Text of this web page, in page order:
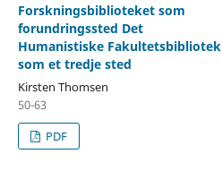
Forskningsbiblioteket som
forundringssted Det
Humanistiske Fakultetsbibliotek
som et tredje sted
Kirsten Thomsen
50-63
PDF